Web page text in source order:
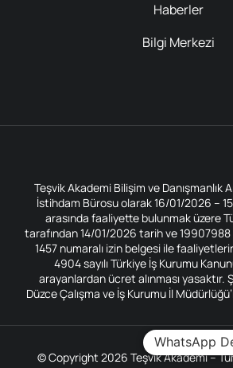
Haberler
Bilgi Merkezi
Teşvik Akademi Bilişim ve Danışmanlık
İstihdam Bürosu olarak 16/01/2026 –
arasında faaliyette bulunmak üzere
tarafından 14/01/2026 tarih ve 19907988
1457 numaralı izin belgesi ile
4904 sayılı Türkiye İş Kurumu
arayanlardan ücret alınması yasaktır.
Düzce Çalışma ve İş Kurumu İl
© Copyright 2026 Teşvik Akademi –
WhatsApp